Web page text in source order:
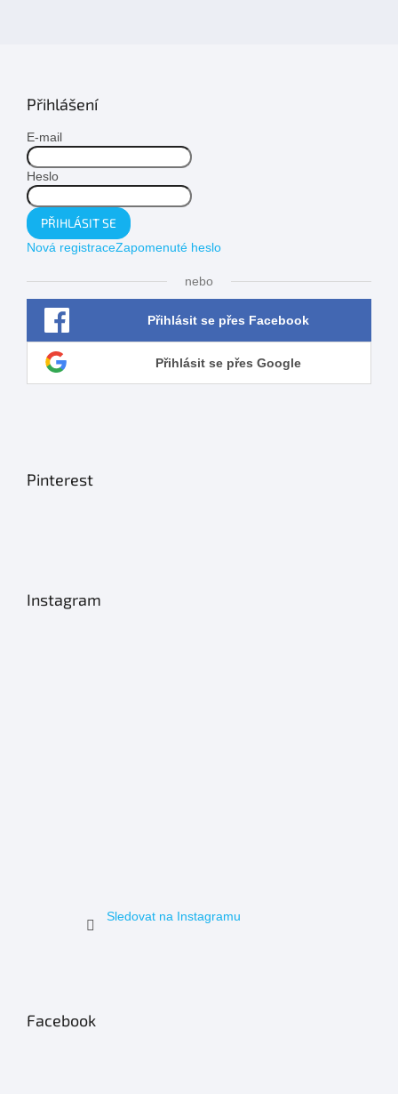
Přihlášení
E-mail
Heslo
PŘIHLÁSIT SE
Nová registraceZapomenuté heslo
nebo
Přihlásit se přes Facebook
Přihlásit se přes Google
Pinterest
Instagram
Sledovat na Instagramu
Facebook